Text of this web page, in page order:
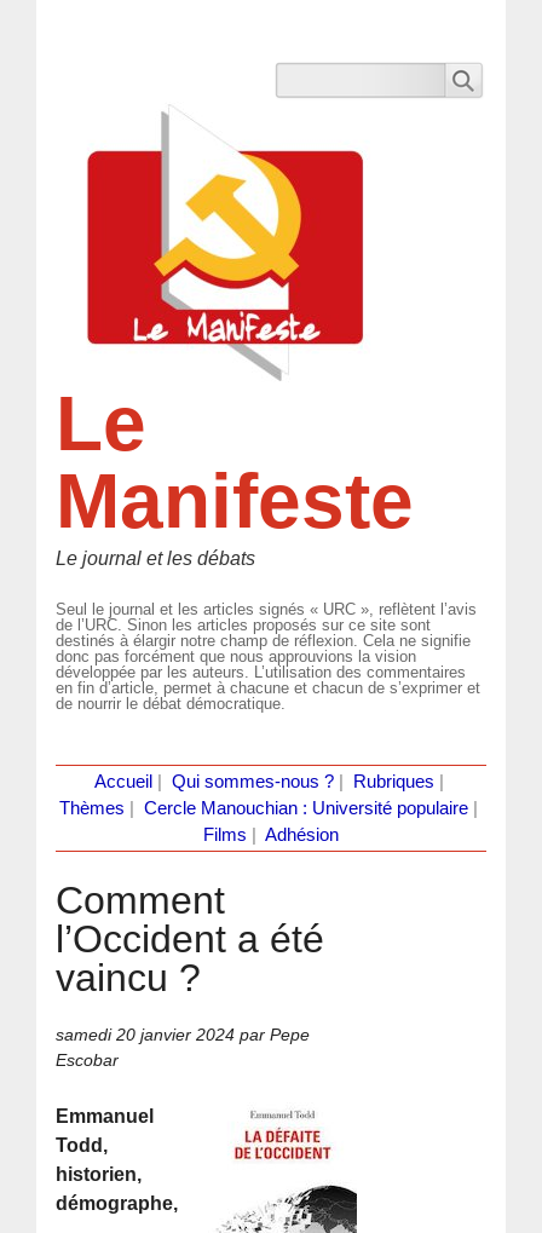
Le
Manifeste
Le journal et les débats
Seul le journal et les articles signés « URC », reflètent l’avis
de l’URC. Sinon les articles proposés sur ce site sont
destinés à élargir notre champ de réflexion. Cela ne signifie
donc pas forcément que nous approuvions la vision
développée par les auteurs. L’utilisation des commentaires
en fin d’article, permet à chacune et chacun de s’exprimer et
de nourrir le débat démocratique.
Accueil Qui sommes-nous ?| Rubriques
Thèmes
Cercle Manouchian : Université populaire
Films
Adhésion
Comment
l’Occident a été
vaincu ?
samedi 20 janvier 2024 par Pepe
Escobar
Emmanuel
Todd,
historien,
démographe,